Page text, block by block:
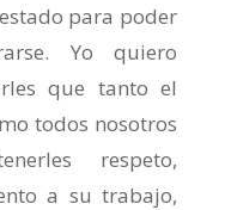
para poder
Yo quiero
que tanto el
todos nosotros
respeto,
a su trabajo,